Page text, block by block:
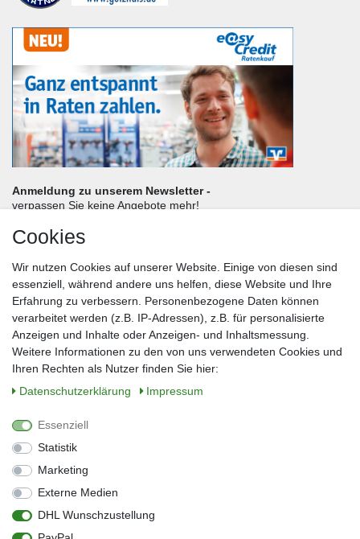
Anmeldung zu unserem Newsletter -
verpassen Sie keine Angebote mehr!
Nachname*
E-Mail*
Sie können den Newsletter jederzeit kostenlos abbestellen.
** gilt für Lieferungen innerhalb Deutschlands, Lieferzeiten für andere Länder
entnehmen Sie bitte der Schaltfläche mit den Versandinformationen
Widerrufs­recht
Kontakt
Barrierefreiheitserklärung
Cookies
Wir nutzen Cookies auf unserer Website. Einige von diesen sind
essenziell, während andere uns helfen, diese Website und Ihre
Erfahrung zu verbessern. Personenbezogene Daten können
verarbeitet werden (z.B. IP-Adressen), z.B. für personalisierte
Anzeigen und Inhalte oder Anzeigen- und Inhaltsmessung.
Weitere Informationen zu den von uns verwendeten Cookies und
Ihren Rechten als Nutzer finden Sie hier:
Daten­schutz­erklärung
Impressum
Essenziell
Statistik
Marketing
Externe Medien
DHL Wunschzustellung